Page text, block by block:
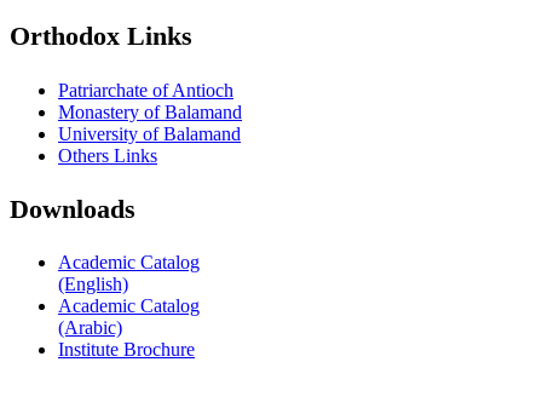
Orthodox Links
Patriarchate of Antioch
Monastery of Balamand
University of Balamand
Others Links
Downloads
Academic Catalog
(English)
Academic Catalog
(Arabic)
Institute Brochure